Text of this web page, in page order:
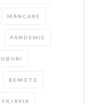
MÂNCARE
PANDEMIE
REMOTE